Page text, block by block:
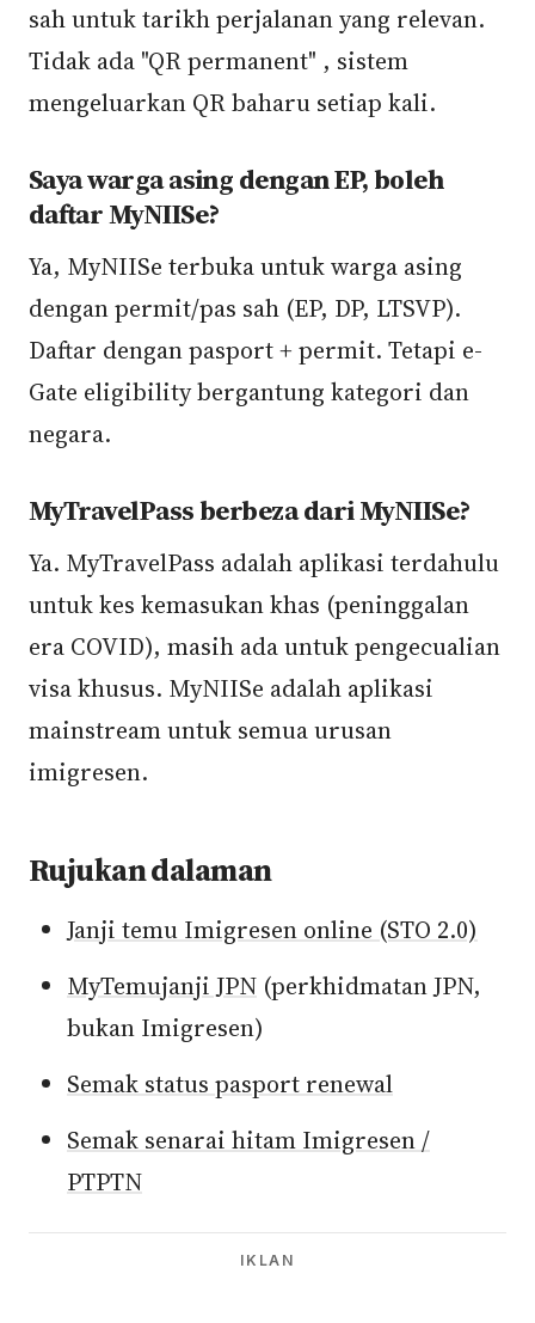
sah untuk tarikh perjalanan yang relevan.
Tidak ada "QR permanent" , sistem
mengeluarkan QR baharu setiap kali.
Saya warga asing dengan EP, boleh
daftar MyNIISe?
Ya, MyNIISe terbuka untuk warga asing
dengan permit/pas sah (EP, DP, LTSVP).
Daftar dengan pasport + permit. Tetapi e-
Gate eligibility bergantung kategori dan
negara.
MyTravelPass berbeza dari MyNIISe?
Ya. MyTravelPass adalah aplikasi terdahulu
untuk kes kemasukan khas (peninggalan
era COVID), masih ada untuk pengecualian
visa khusus. MyNIISe adalah aplikasi
mainstream untuk semua urusan
imigresen.
Rujukan dalaman
Janji temu Imigresen online (STO 2.0)
MyTemujanji JPN (perkhidmatan JPN,
bukan Imigresen)
Semak status pasport renewal
Semak senarai hitam Imigresen /
PTPTN
IKLAN